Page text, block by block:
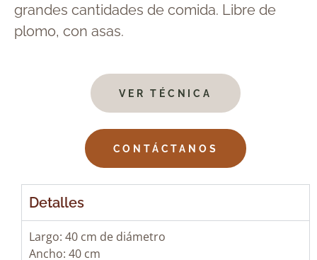
grandes cantidades de comida. Libre de
plomo, con asas.
VER TÉCNICA
CONTÁCTANOS
Detalles
Largo: 40 cm de diámetro
Ancho: 40 cm